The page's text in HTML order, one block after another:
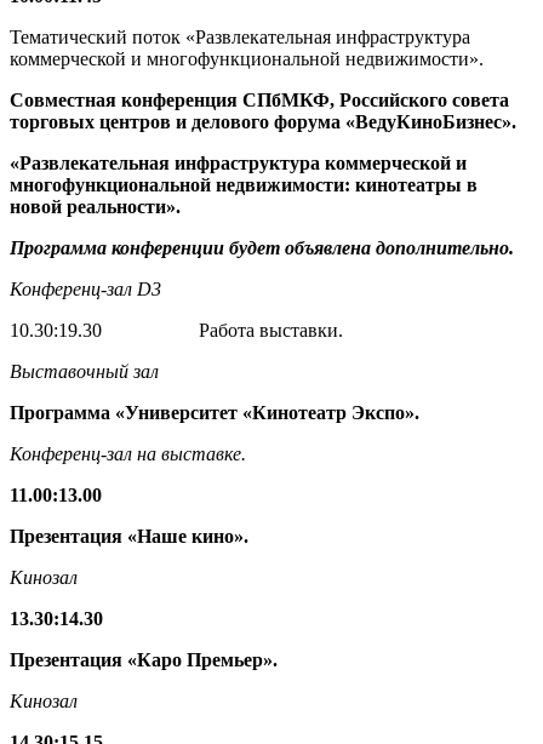
Тематический поток «Развлекательная инфраструктура
коммерческой и многофункциональной недвижимости».
Совместная конференция СПбМКФ, Российского совета
торговых центров и делового форума «ВедуКиноБизнес».
«Развлекательная инфраструктура коммерческой и
многофункциональной недвижимости: кинотеатры в
новой реальности».
Программа конференции будет объявлена дополнительно.
Конференц-зал D3
10.30:19.30 Работа выставки.
Выставочный зал
Программа «Университет «Кинотеатр Экспо».
Конференц-зал на выставке.
11.00:13.00
Презентация «Наше кино».
Кинозал
13.30:14.30
Презентация «Каро Премьер».
Кинозал